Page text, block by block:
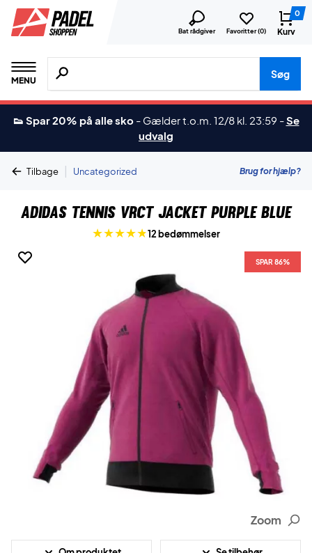
Bat rådgiver Favoritter (0)
0
Kurv
MENU
Søg efter produkter, mærker etc.
Søg
👟 Spar 20% på alle sko - Gælder t.o.m. 12/8 kl. 23:59 -Se
udvalg
Tilbage | Uncategorized Brug for hjælp?
Adidas Tennis VRCT Jacket Purple Blue
12 bedømmelser
SPAR 86%
Zoom